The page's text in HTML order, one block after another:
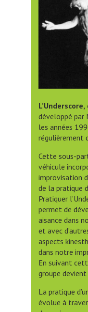
L’Underscore,
développé par
les années
régulièrement
Cette sous-
véhicule
improvisation
de la pratique
Pratiquer
permet de
aisance dans
et avec
aspects
dans notre
En suivant
groupe
La pratique
évolue à